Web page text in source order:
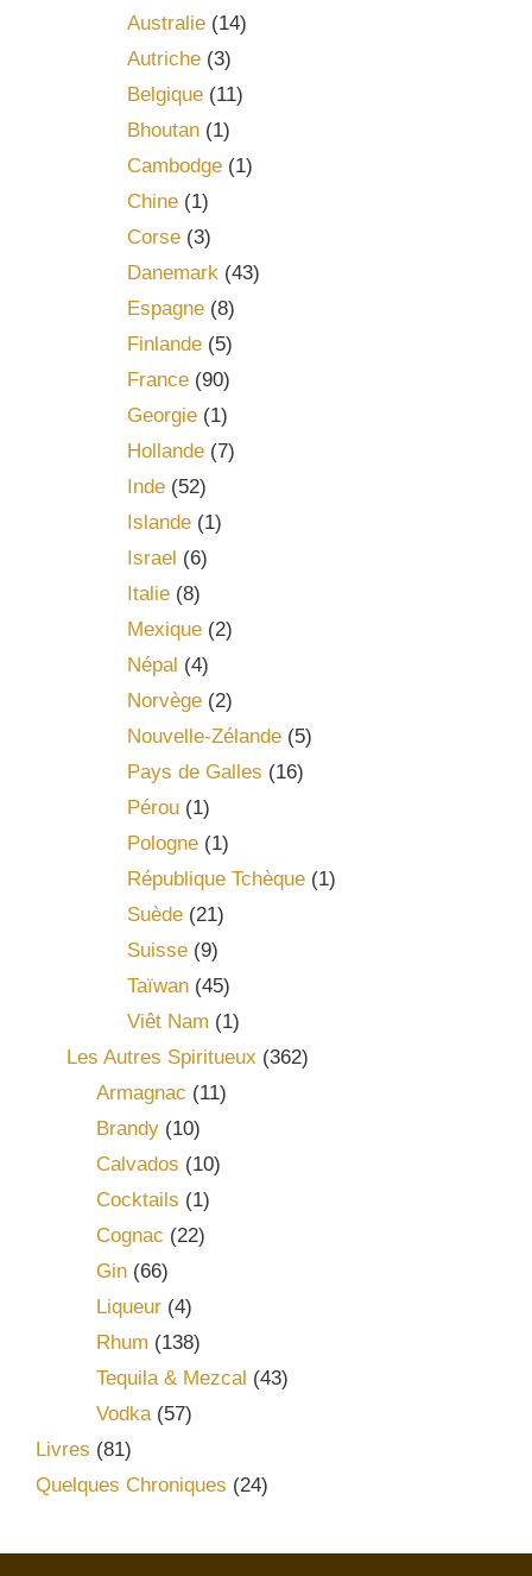
Australie(14)
Autriche(3)
Belgique(11)
Bhoutan(1)
Cambodge(1)
Chine(1)
Corse(3)
Danemark(43)
Espagne(8)
Finlande(5)
France(90)
Georgie(1)
Hollande(7)
Inde(52)
Islande(1)
Israel (6)
Italie(8)
Mexique(2)
Népal (4)
Norvège(2)
Nouvelle-Zélande(5)
Pays de Galles (16)
Pérou(1)
Pologne(1)
République Tchèque(1)
Suède(21)
Suisse(9)
Taïwan(45)
Viêt Nam (1)
Les Autres Spiritueux (362)
Armagnac (11)
Brandy (10)
Calvados (10)
Cocktails (1)
Cognac (22)
Gin (66)
Liqueur (4)
Rhum (138)
Tequila & Mezcal (43)
Vodka(57)
Livres (81)
Quelques Chroniques (24)